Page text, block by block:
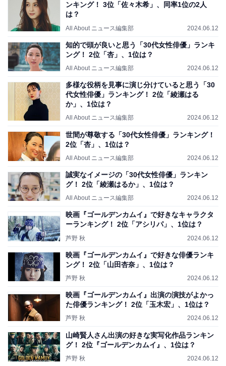
ンキング！ 3位「佐々木希」、同率1位の2人
は？
All About ニュース編集部 2024.06.12
知的で頭が良いと思う「30代女性俳優」ランキ
ング！ 2位「杏」、1位は？
All About ニュース編集部 2024.06.12
多様な役柄を見事に演じ分けていると思う「30
代女性俳優」ランキング！ 2位「綾瀬はる
か」、1位は？
All About ニュース編集部 2024.06.12
世間が尊敬する「30代女性俳優」ランキング！
2位「杏」、1位は？
All About ニュース編集部 2024.06.12
誠実なイメージの「30代女性俳優」ランキン
グ！ 2位「綾瀬はるか」、1位は？
All About ニュース編集部 2024.06.12
映画『ゴールデンカムイ』で好きなキャラクタ
ーランキング！ 2位「アシリパ」、1位は？
芦野 秋 2024.06.12
映画『ゴールデンカムイ』で好きな俳優ランキ
ング！ 2位「山田杏奈」、1位は？
芦野 秋 2024.06.12
映画『ゴールデンカムイ』出演の演技がよかっ
た俳優ランキング！ 2位「玉木宏」、1位は？
芦野 秋 2024.06.12
山崎賢人さん出演の好きな実写化作品ランキン
グ！ 2位『ゴールデンカムイ』、1位は？
芦野 秋 2024.06.12